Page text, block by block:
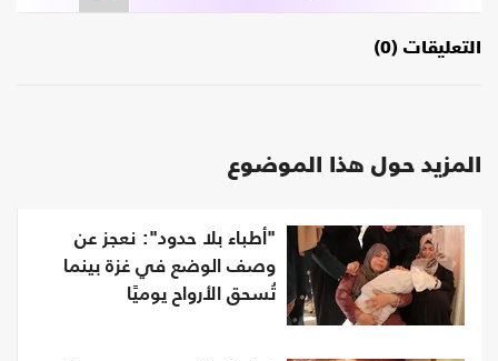
التعليقات (0)
المزيد حول هذا الموضوع
"أطباء بلا حدود": نعجز عن
وصف الوضع في غزة بينما
تُسحق الأرواح يوميًا